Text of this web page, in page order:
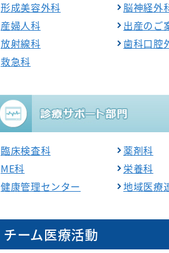
形成美容外科
脳神経外
産婦人科
出産のご
放射線科
歯科口腔
救急科
臨床検査科 薬剤科
ME科
栄養科
健康管理センター
地域医療
チーム医療活動